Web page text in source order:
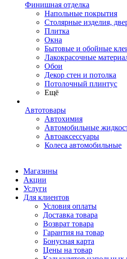
Финишная отделка
Напольные покрытия
Столярные изделия,
Плитка
Окна
Бытовые и обойные
Лакокрасочные
Обои
Декор стен и потолка
Потолочный плинтус
Ещё
Автотовары
Автохимия
Автомобильные
Автоаксессуары
Колеса автомобильные
Магазины
Акции
Услуги
Для клиентов
Условия оплаты
Доставка товара
Возврат товара
Гарантия на товар
Бонусная карта
Цены на товар